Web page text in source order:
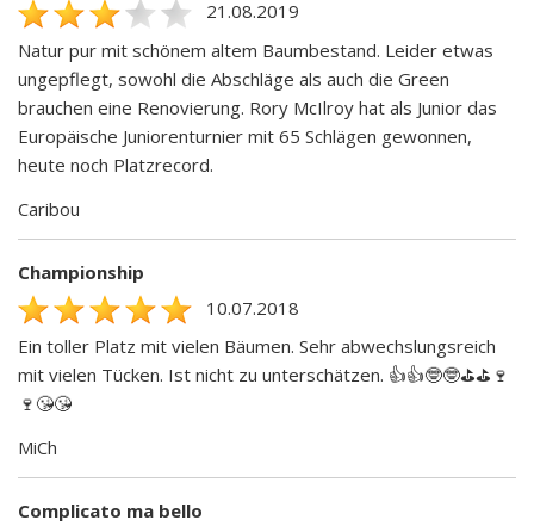
21.08.2019
Natur pur mit schönem altem Baumbestand. Leider etwas
ungepflegt, sowohl die Abschläge als auch die Green
brauchen eine Renovierung. Rory McIlroy hat als Junior das
Europäische Juniorenturnier mit 65 Schlägen gewonnen,
heute noch Platzrecord.
Caribou
Championship
10.07.2018
Ein toller Platz mit vielen Bäumen. Sehr abwechslungsreich
mit vielen Tücken. Ist nicht zu unterschätzen. 👍👍🤓🤓⛳️⛳️🍷
🍷😘😘
MiCh
Complicato ma bello